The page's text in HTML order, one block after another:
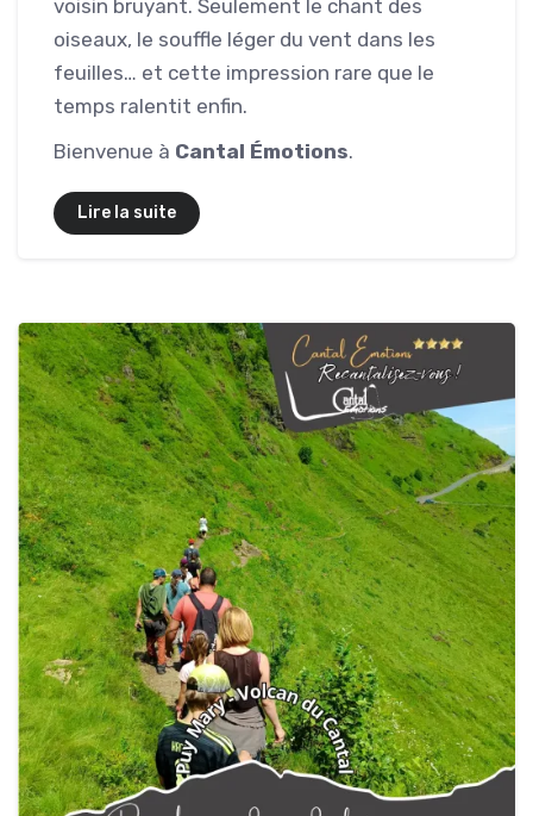
voisin bruyant. Seulement le chant des
oiseaux, le souffle léger du vent dans les
feuilles… et cette impression rare que le
temps ralentit enfin.
Bienvenue à Cantal Émotions.
Lire la suite